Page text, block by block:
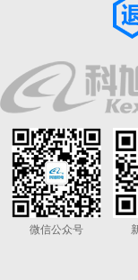
微信公众号